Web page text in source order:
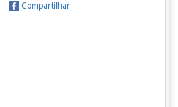
Compartilhar